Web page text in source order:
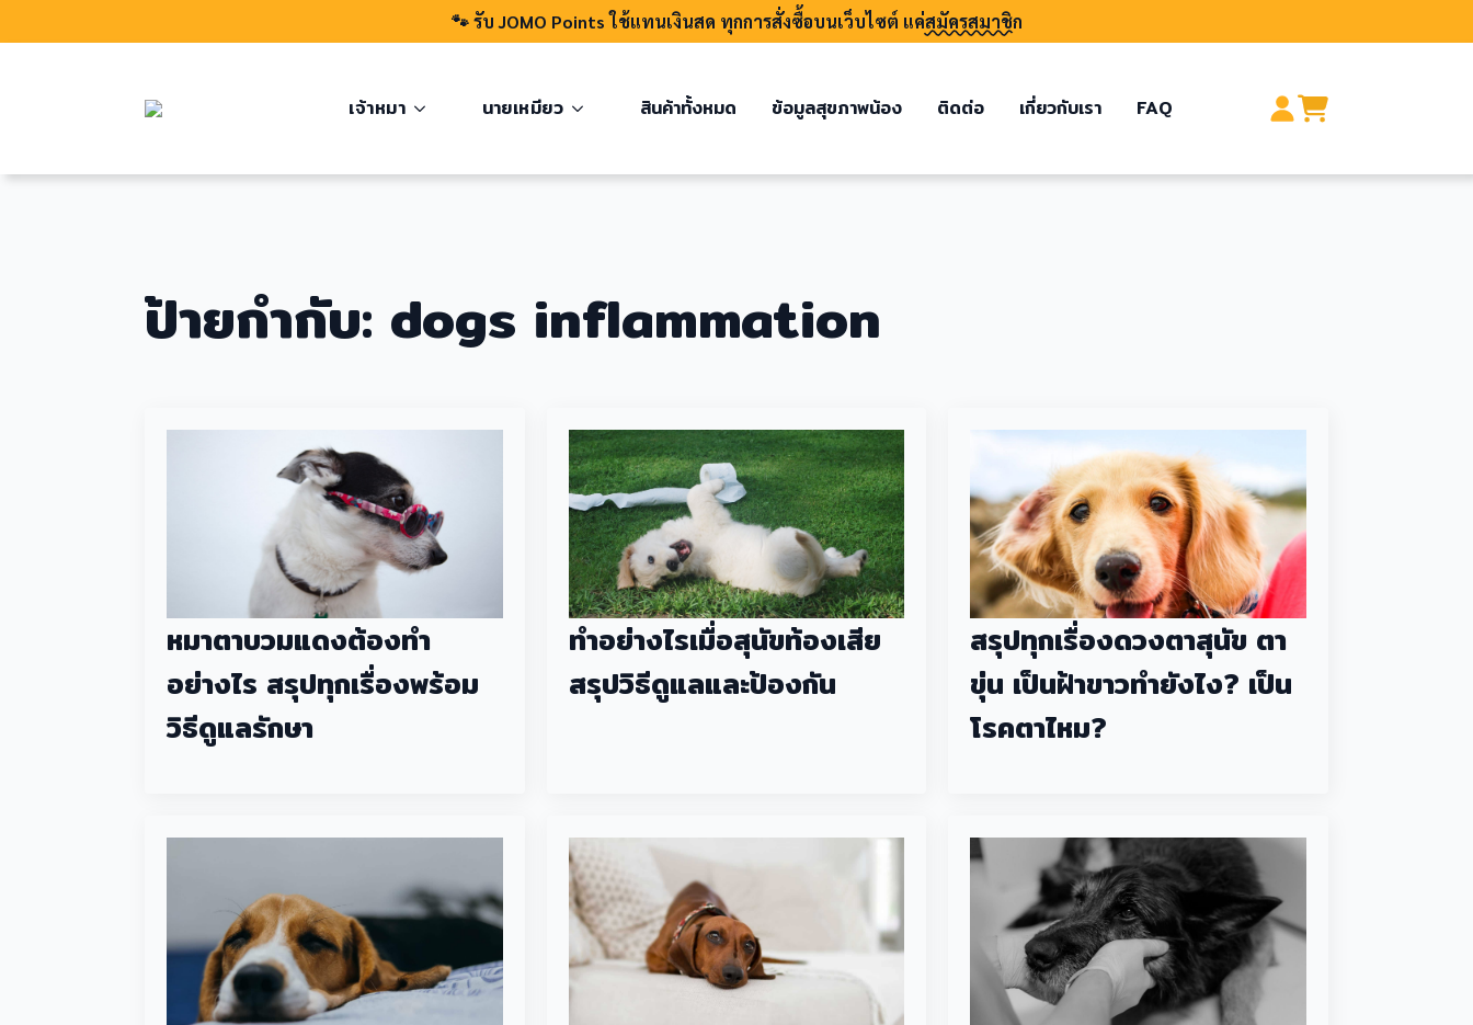
🐾 รับ JOMO Points ใช้แทนเงินสด ทุกการสั่งซื้อบนเว็บไซต์ แค่สมัครสมาชิก
เจ้าหมา นายเหมียว สินค้าทั้งหมด ข้อมูลสุขภาพน้อง ติดต่อ เกี่ยวกับเรา FAQ
ป้ายกำกับ: dogs inflammation
หมาตาบวมแดงต้องทำ
อย่างไร สรุปทุกเรื่องพร้อม
วิธีดูแลรักษา
ทำอย่างไรเมื่อสุนัขท้องเสีย
สรุปวิธีดูแลและป้องกัน
สรุปทุกเรื่องดวงตาสุนัข ตา
ขุ่น เป็นฝ้าขาวทำยังไง? เป็น
โรคตาไหม?